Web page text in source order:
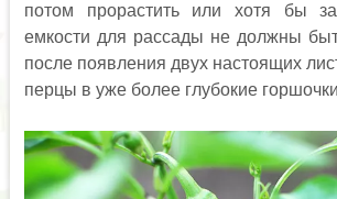
потом прорастить или хотя бы
емкости для рассады не должны
после появления двух настоящих
перцы в уже более глубокие